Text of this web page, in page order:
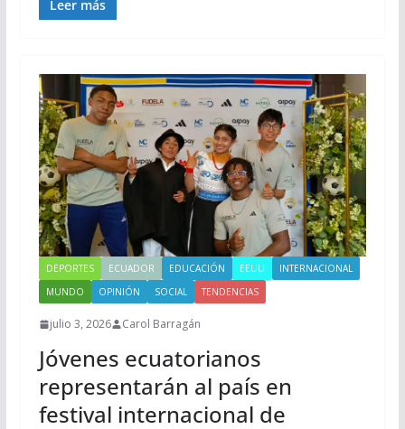
Leer más
DEPORTES ECUADOR EDUCACIÓN EEUU
INTERNACIONAL
MUNDO
OPINIÓN SOCIAL TENDENCIAS
julio 3, 2026 Carol Barragán
Jóvenes ecuatorianos
representarán al país en
festival internacional de